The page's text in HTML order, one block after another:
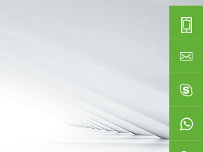
0086-
0592-